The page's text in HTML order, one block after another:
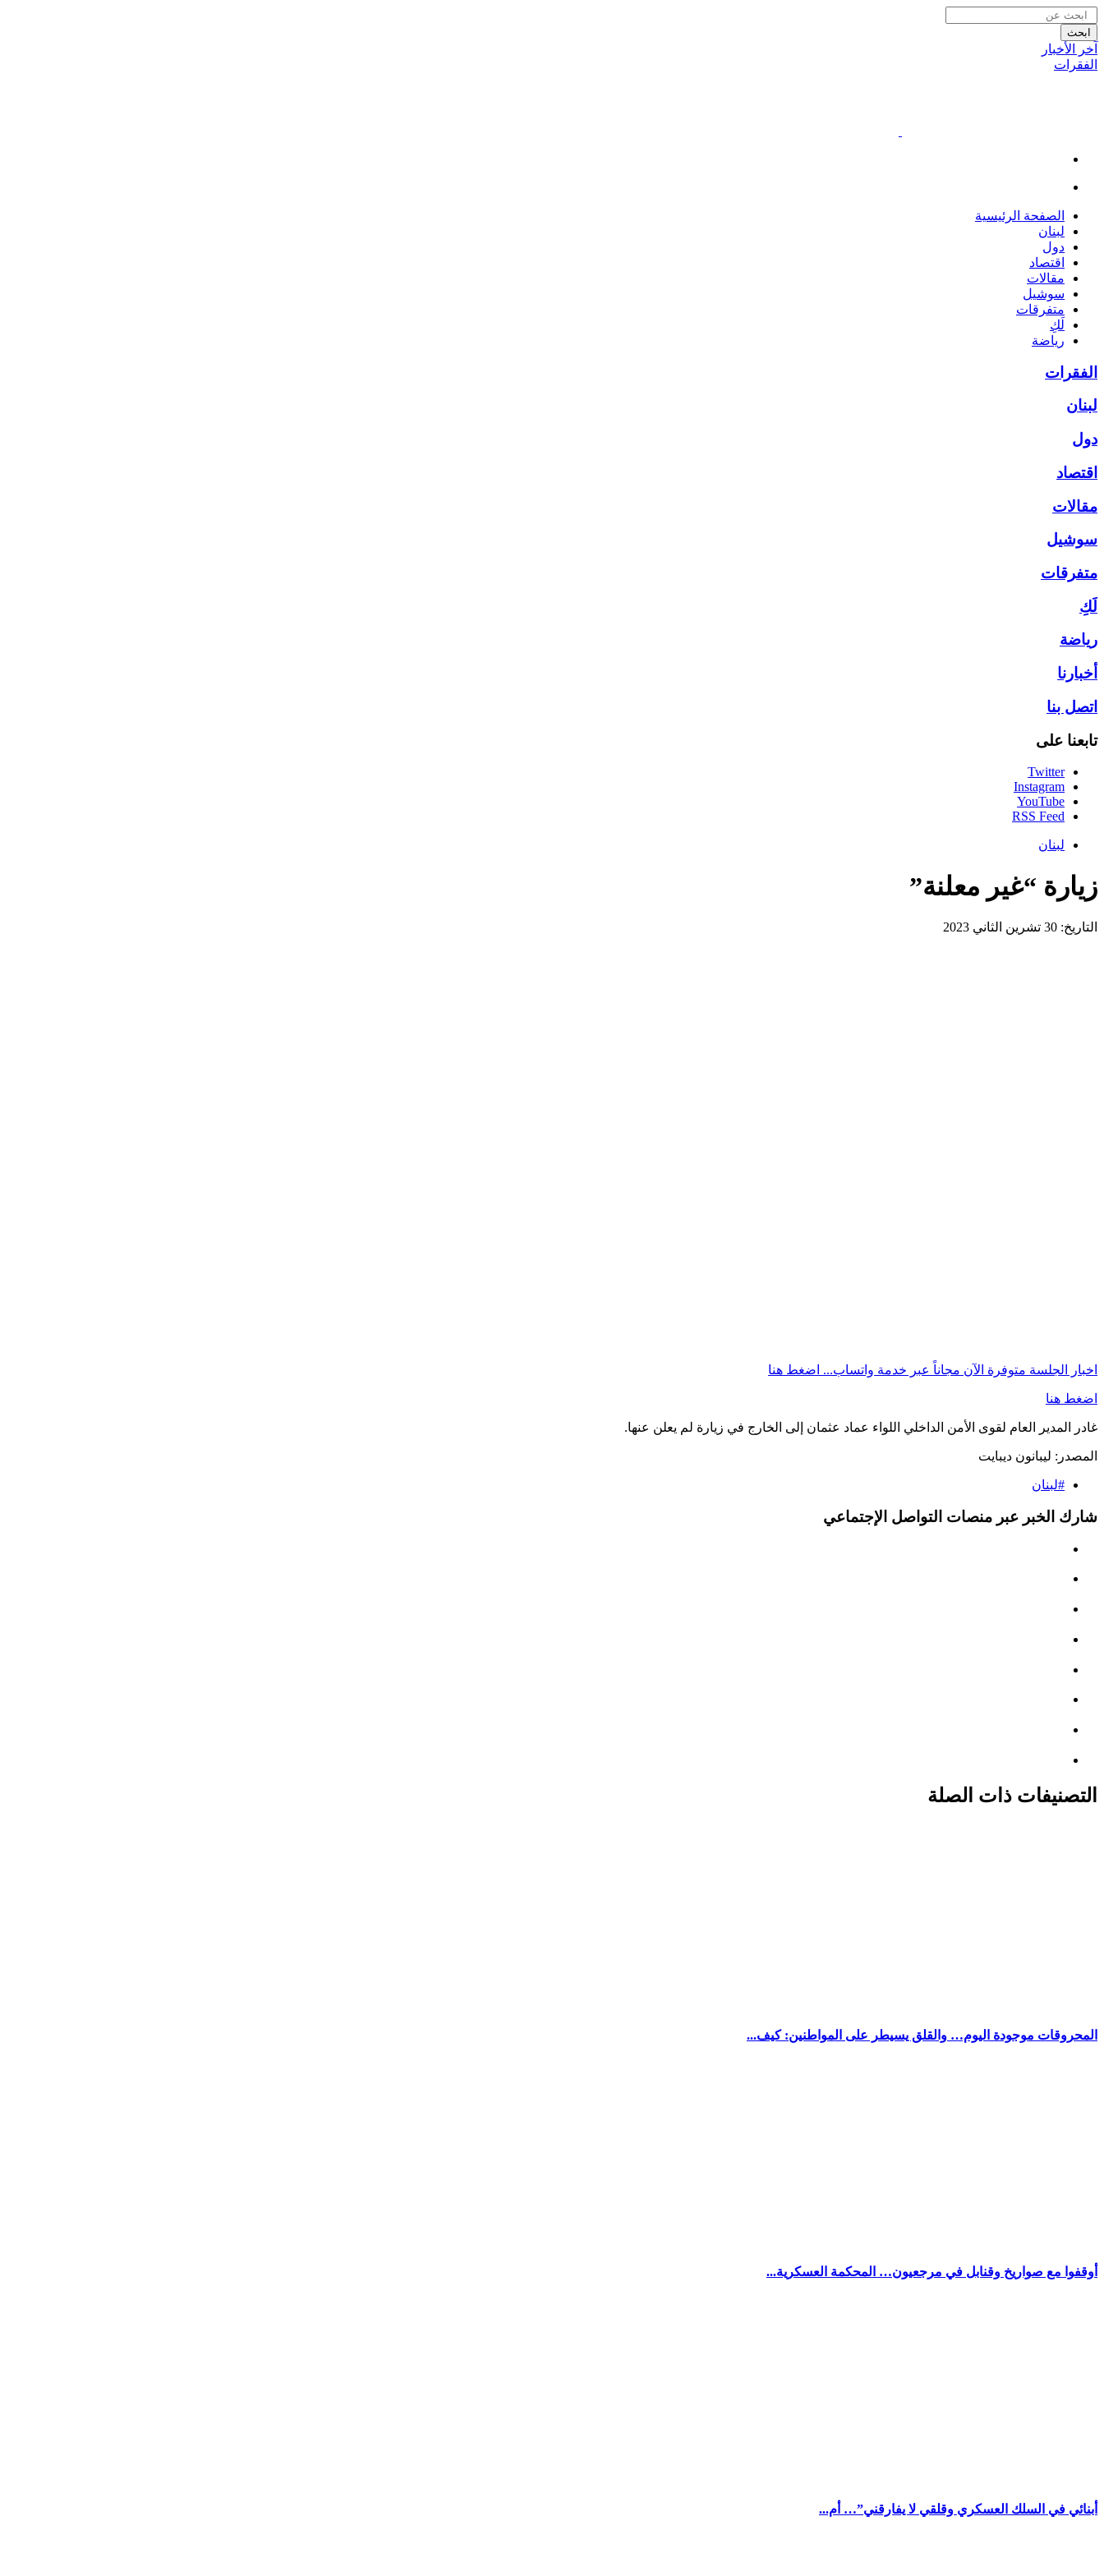
ابحث
آخر الأخبار
الفقرات
الصفحة الرئيسية
لبنان
دول
اقتصاد
مقالات
سوشيل
متفرقات
لَكِ
رياضة
الفقرات
لبنان
دول
اقتصاد
مقالات
سوشيل
متفرقات
لَكِ
رياضة
أخبارنا
اتصل بنا
تابعنا على
Twitter
Instagram
YouTube
RSS Feed
لبنان
زيارة “غير معلنة”
التاريخ: 30 تشرين الثاني 2023
اخبار الجلسة متوفرة الآن مجاناً عبر خدمة واتساب... اضغط هنا
اضغط هنا
غادر المدير العام لقوى الأمن الداخلي اللواء عماد عثمان إلى الخارج في زيارة لم يعلن عنها.
المصدر: ليبانون ديبايت
#لبنان
شارك الخبر عبر منصات التواصل الإجتماعي
التصنيفات ذات الصلة
المحروقات موجودة اليوم… والقلق يسيطر على المواطنين: كيف...
أوقفوا مع صواريخ وقنابل في مرجعيون… المحكمة العسكرية...
أبنائي في السلك العسكري وقلقي لا يفارقني”… أم...